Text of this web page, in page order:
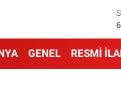
GENEL RESMİ